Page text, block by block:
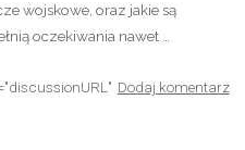
wojskowe, oraz jakie są
oczekiwania nawet …
Dodaj komentarz